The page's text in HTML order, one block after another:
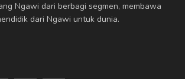
Ngawi dari berbagi segmen, membawa
dari Ngawi untuk dunia.